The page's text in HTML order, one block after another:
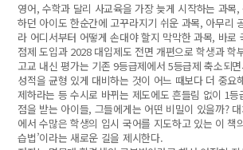
영어, 수학과 달리 사교육을 가장 늦게 시작하는 과목
하던 아이도 한순간에 고꾸라지기 쉬운 과목, 아무리
라 어디서부터 어떻게 손대야 할지 막막한 과목, 바로
점제 도입과 2028 대입제도 전면 개편으로 학생과 학
고교 내신 평가는 기존 9등급제에서 5등급제 축소되
성적을 균형 있게 대비하는 것이 어느 때보다 더 중요
제하라는 등 수시로 바뀌는 제도에도 흔들림 없이 1
점을 받는 아이들, 그들에게는 어떤 비밀이 있을까?
에서 수많은 학생의 입시 국어를 지도하고 있는 이 책
습법’이라는 새로운 길을 제시한다.